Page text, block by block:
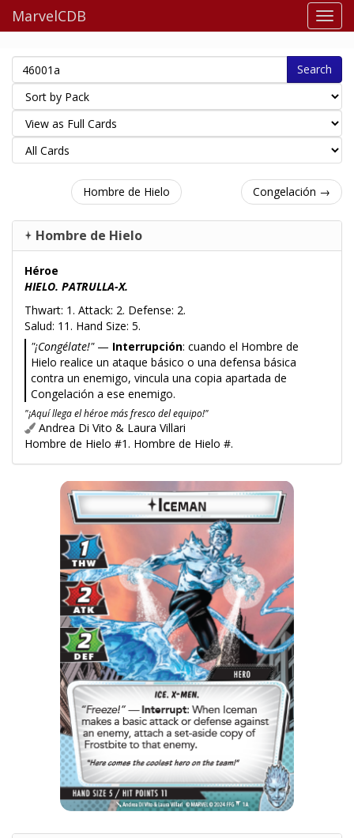
MarvelCDB
Search
Hombre de Hielo Congelación →
Hombre de Hielo
Héroe
HIELO. PATRULLA-X.
Thwart: 1. Attack: 2. Defense: 2.
Salud: 11. Hand Size: 5.
"¡Congélate!"— Interrupción: cuando el Hombre de
Hielo realice un ataque básico o una defensa básica
contra un enemigo, vincula una copia apartada de
Congelación a ese enemigo.
"¡Aquí llega el héroe más fresco del equipo!"
Andrea Di Vito & Laura Villari
Hombre de Hielo #1. Hombre de Hielo #.